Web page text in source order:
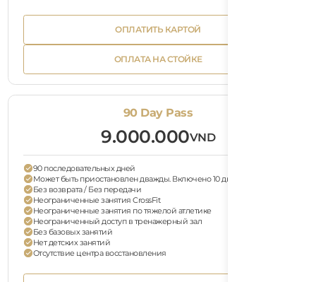
Button
Text
ОПЛАТИТЬ КАРТОЙ
ОПЛАТИТЬ КАРТОЙ
Button
Text
ОПЛАТА НА СТОЙКЕ
ОПЛАТА НА СТОЙКЕ
90 Day Pass
9.000.000VND
90 последовательных дней
Может быть приостановлен дважды. Включено 10 дней паузы.
Без возврата / Без передачи
Неограниченные занятия CrossFit
Неограниченные занятия по тяжелой атлетике
Неограниченный доступ в тренажерный зал
Без базовых занятий
Нет детских занятий
Отсутствие центра восстановления